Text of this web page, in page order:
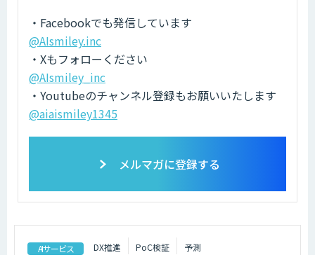
・Facebookでも発信しています
@AIsmiley.inc
・Xもフォローください
@AIsmiley_inc
・Youtubeのチャンネル登録もお願いいたします
@aiaismiley1345
メルマガに登録する
AIサービス DX推進 PoC検証 予測